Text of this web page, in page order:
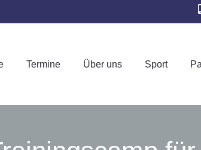
Termine Über uns Sport